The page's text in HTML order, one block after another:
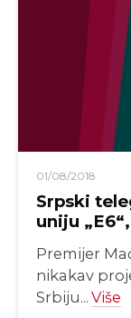
PRIJAVI LAŽNU
01/08/2018
Srpski
uniju
Premijer
nikakav
Srbiju... Više